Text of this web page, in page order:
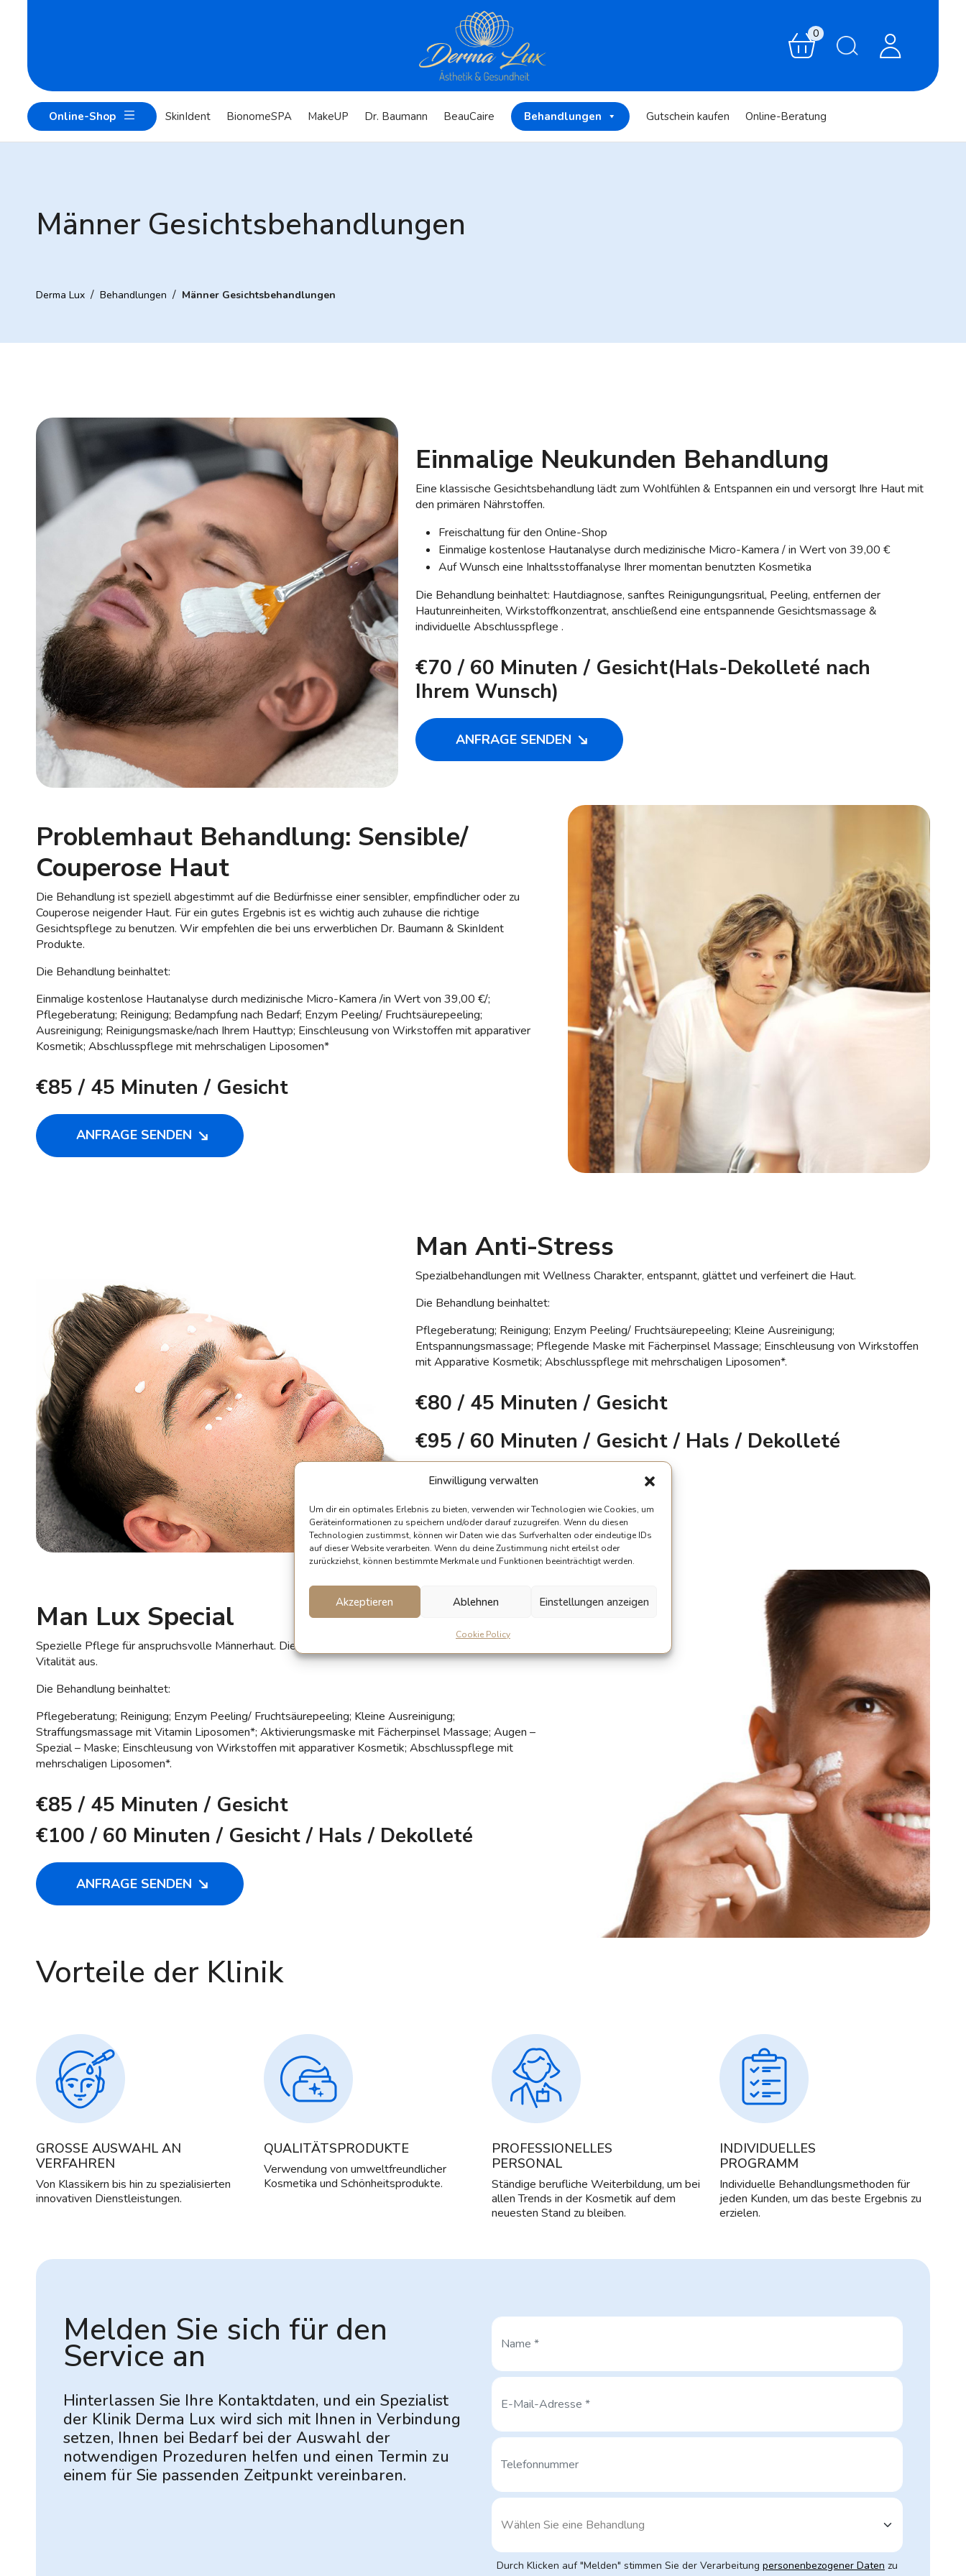
Einwilligung verwalten
Um dir ein optimales Erlebnis zu bieten, verwenden wir Technologien wie Cookies, um
Geräteinformationen zu speichern und/oder darauf zuzugreifen. Wenn du diesen
Technologien zustimmst, können wir Daten wie das Surfverhalten oder eindeutige IDs
auf dieser Website verarbeiten. Wenn du deine Zustimmung nicht erteilst oder
zurückziehst, können bestimmte Merkmale und Funktionen beeinträchtigt werden.
Akzeptieren Ablehnen Einstellungen anzeigen
Cookie Policy
0
Online-Shop SkinIdent BionomeSPA MakeUP Dr. Baumann BeauCaire Behandlungen Gutschein kaufen Online-Beratung
Männer Gesichtsbehandlungen
Derma Lux / Behandlungen / Männer Gesichtsbehandlungen
Einmalige Neukunden Behandlung
Eine klassische Gesichtsbehandlung lädt zum Wohlfühlen & Entspannen ein und versorgt Ihre Haut mit
den primären Nährstoffen.
Freischaltung für den Online-Shop
Einmalige kostenlose Hautanalyse durch medizinische Micro-Kamera / in Wert von 39,00 €
Auf Wunsch eine Inhaltsstoffanalyse Ihrer momentan benutzten Kosmetika
Die Behandlung beinhaltet: Hautdiagnose, sanftes Reinigungungsritual, Peeling, entfernen der
Hautunreinheiten, Wirkstoffkonzentrat, anschließend eine entspannende Gesichtsmassage &
individuelle Abschlusspflege .
€70 / 60 Minuten / Gesicht(Hals-Dekolleté nach
Ihrem Wunsch)
ANFRAGE SENDEN
Problemhaut Behandlung: Sensible/
Couperose Haut
Die Behandlung ist speziell abgestimmt auf die Bedürfnisse einer sensibler, empfindlicher oder zu
Couperose neigender Haut. Für ein gutes Ergebnis ist es wichtig auch zuhause die richtige
Gesichtspflege zu benutzen. Wir empfehlen die bei uns erwerblichen Dr. Baumann & SkinIdent
Produkte.
Die Behandlung beinhaltet:
Einmalige kostenlose Hautanalyse durch medizinische Micro-Kamera /in Wert von 39,00 €/;
Pflegeberatung; Reinigung; Bedampfung nach Bedarf; Enzym Peeling/ Fruchtsäurepeeling;
Ausreinigung; Reinigungsmaske/nach Ihrem Hauttyp; Einschleusung von Wirkstoffen mit apparativer
Kosmetik; Abschlusspflege mit mehrschaligen Liposomen*
€85 / 45 Minuten / Gesicht
ANFRAGE SENDEN
Man Anti-Stress
Spezialbehandlungen mit Wellness Charakter, entspannt, glättet und verfeinert die Haut.
Die Behandlung beinhaltet:
Pflegeberatung; Reinigung; Enzym Peeling/ Fruchtsäurepeeling; Kleine Ausreinigung;
Entspannungsmassage; Pflegende Maske mit Fächerpinsel Massage; Einschleusung von Wirkstoffen
mit Apparative Kosmetik; Abschlusspflege mit mehrschaligen Liposomen*.
€80 / 45 Minuten / Gesicht
€95 / 60 Minuten / Gesicht / Hals / Dekolleté
ANFRAGE SENDEN
Man Lux Special
Spezielle Pflege für anspruchsvolle Männerhaut. Die Haut wird optimal gepflegt und strahlt neue
Vitalität aus.
Die Behandlung beinhaltet:
Pflegeberatung; Reinigung; Enzym Peeling/ Fruchtsäurepeeling; Kleine Ausreinigung;
Straffungsmassage mit Vitamin Liposomen*; Aktivierungsmaske mit Fächerpinsel Massage; Augen –
Spezial – Maske; Einschleusung von Wirkstoffen mit apparativer Kosmetik; Abschlusspflege mit
mehrschaligen Liposomen*.
€85 / 45 Minuten / Gesicht
€100 / 60 Minuten / Gesicht / Hals / Dekolleté
ANFRAGE SENDEN
Vorteile der Klinik
GROSSE AUSWAHL AN
VERFAHREN
Von Klassikern bis hin zu spezialisierten
innovativen Dienstleistungen.
QUALITÄTSPRODUKTE
Verwendung von umweltfreundlicher
Kosmetika und Schönheitsprodukte.
PROFESSIONELLES
PERSONAL
Ständige berufliche Weiterbildung, um bei
allen Trends in der Kosmetik auf dem
neuesten Stand zu bleiben.
INDIVIDUELLES
PROGRAMM
Individuelle Behandlungsmethoden für
jeden Kunden, um das beste Ergebnis zu
erzielen.
Melden Sie sich für den
Service an
Hinterlassen Sie Ihre Kontaktdaten, und ein Spezialist
der Klinik Derma Lux wird sich mit Ihnen in Verbindung
setzen, Ihnen bei Bedarf bei der Auswahl der
notwendigen Prozeduren helfen und einen Termin zu
einem für Sie passenden Zeitpunkt vereinbaren.
Durch Klicken auf "Melden" stimmen Sie der Verarbeitung personenbezogener Daten zu